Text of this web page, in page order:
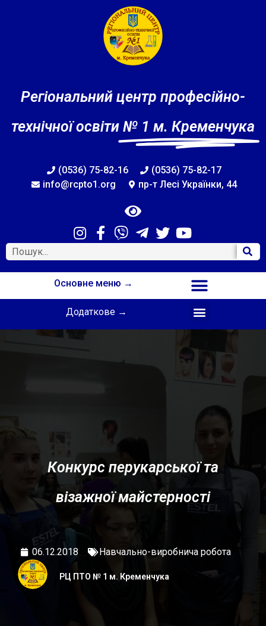
Регіональний центр професійно-
технічної освіти № 1 м. Кременчука
(0536) 75-82-16
(0536) 75-82-17
info@rcpto1.org
пр-т Лесі Українки, 44
Основне меню →
Додаткове →
Конкурс перукарської та
візажної майстерності
06.12.2018 Навчально-виробнича робота
РЦ ПТО № 1 м. Кременчука